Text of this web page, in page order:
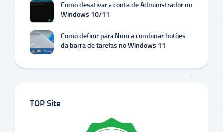
Como desativar a conta de Administrador no
Windows 10/11
Como definir para Nunca combinar botões
da barra de tarefas no Windows 11
TOP Site